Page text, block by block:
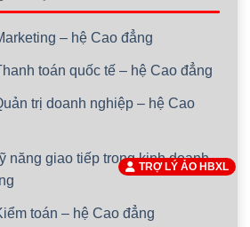
– hệ Cao đẳng
toán quốc tế – hệ Cao đẳng
trị doanh nghiệp – hệ Cao
năng giao tiếp trong kinh doanh
toán – hệ Cao đẳng
TRỢ LÝ ẢO HBXL